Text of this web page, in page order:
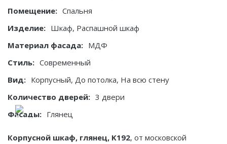
Помещение: Спальня
Изделие: Шкаф, Распашной шкаф
Материал фасада: МДФ
Стиль: Современный
Вид: Корпусный, До потолка, На всю стену
Количество дверей: 3 двери
Фасады: Глянец
Корпусной шкаф, глянец, K192, от московской